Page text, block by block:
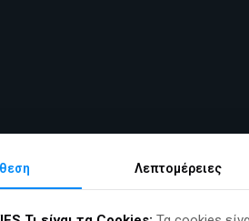
Λεπτομέρειες